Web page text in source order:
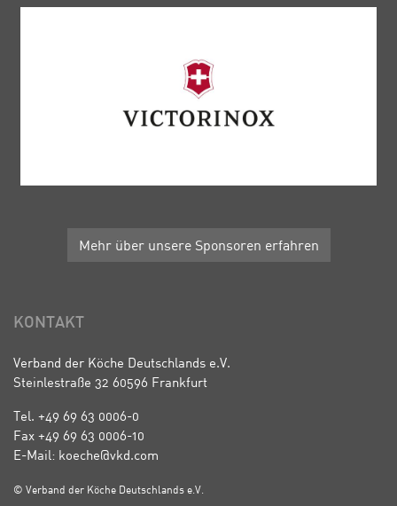
Mehr über unsere Sponsoren erfahren
KONTAKT
Verband der Köche Deutschlands e.V.
Steinlestraße 32 60596 Frankfurt
Tel. +49 69 63 0006-0
Fax +49 69 63 0006-10
E-Mail: koeche@vkd.com
© Verband der Köche Deutschlands e.V.